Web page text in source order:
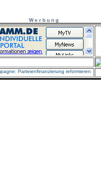
W e r b u n g